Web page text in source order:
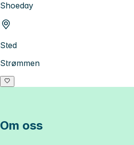
Shoeday
Sted
Strømmen
Om oss